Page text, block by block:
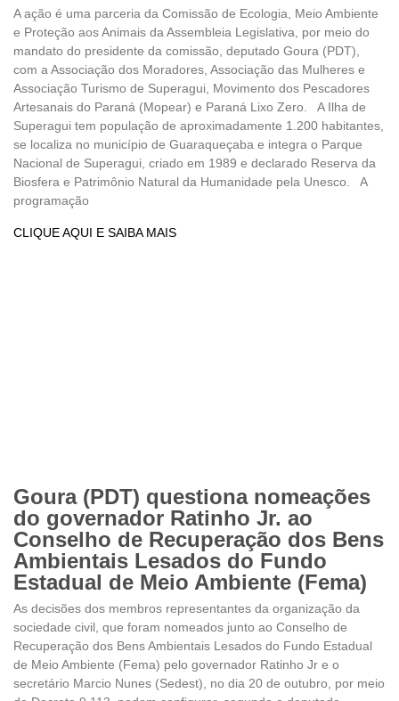
A ação é uma parceria da Comissão de Ecologia, Meio Ambiente
e Proteção aos Animais da Assembleia Legislativa, por meio do
mandato do presidente da comissão, deputado Goura (PDT),
com a Associação dos Moradores, Associação das Mulheres e
Associação Turismo de Superagui, Movimento dos Pescadores
Artesanais do Paraná (Mopear) e Paraná Lixo Zero. A Ilha de
Superagui tem população de aproximadamente 1.200 habitantes,
se localiza no município de Guaraqueçaba e integra o Parque
Nacional de Superagui, criado em 1989 e declarado Reserva da
Biosfera e Patrimônio Natural da Humanidade pela Unesco. A
programação
CLIQUE AQUI E SAIBA MAIS
Goura (PDT) questiona nomeações
do governador Ratinho Jr. ao
Conselho de Recuperação dos Bens
Ambientais Lesados do Fundo
Estadual de Meio Ambiente (Fema)
As decisões dos membros representantes da organização da
sociedade civil, que foram nomeados junto ao Conselho de
Recuperação dos Bens Ambientais Lesados do Fundo Estadual
de Meio Ambiente (Fema) pelo governador Ratinho Jr e o
secretário Marcio Nunes (Sedest), no dia 20 de outubro, por meio